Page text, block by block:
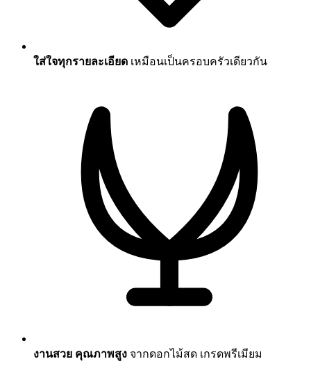
ใส่ใจทุกรายละเอียด เหมือนเป็นครอบครัวเดียวกัน
งานสวย คุณภาพสูง จากดอกไม้สด เกรดพรีเมียม